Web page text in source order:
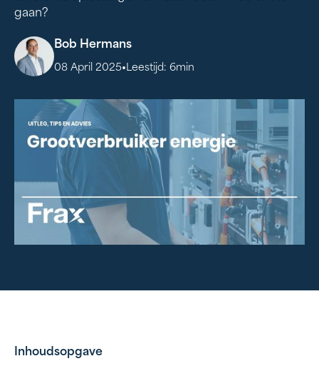
gaan?
Bob Hermans
08 April 2025• Leestijd: 6min
Inhoudsopgave